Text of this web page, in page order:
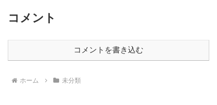
コメント
コメントを書き込む
ホーム 未分類